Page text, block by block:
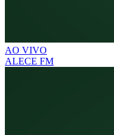
AO VIVO
ALECE FM